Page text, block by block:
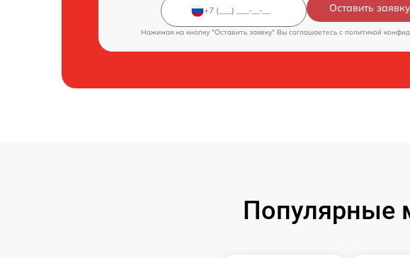
Оставить заявку
Нажимая на кнопку "Оставить заявку" Вы соглашаетесь c политикой
Популярные